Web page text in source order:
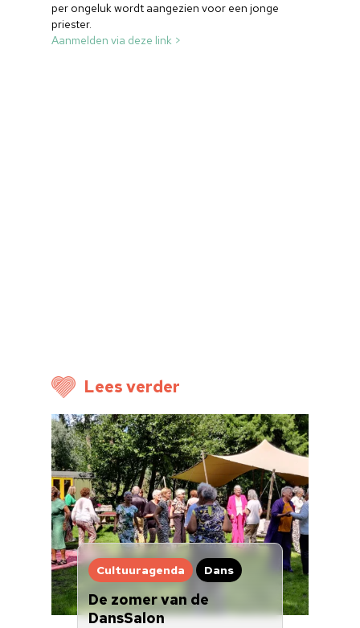
per ongeluk wordt aangezien voor een jonge
priester.
Aanmelden via deze link >
Lees verder
Cultuuragenda Dans
De zomer van de
DansSalon
Cultuuragenda
Voor
Cultuur op school
Over ons
Nieuwsbrief